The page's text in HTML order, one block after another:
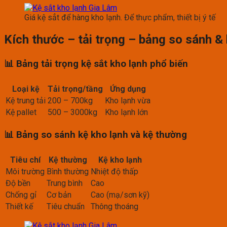
Giá kệ sẳt để hàng kho lạnh. Để thực phẩm, thiết bị ý tế
Kích thước – tải trọng – bảng so sánh &
📊 Bảng tải trọng kệ sắt kho lạnh phổ biến
Loại kệ Tải trọng/tầng
Ứng dụng
Kệ trung tải 200 – 700kg
Kho lạnh vừa
Kệ pallet
500 – 3000kg Kho lạnh lớn
📊 Bảng so sánh kệ kho lạnh và kệ thường
Tiêu chí Kệ thường
Kệ kho lạnh
Môi trường Bình thường Nhiệt độ thấp
Độ bền
Trung bình
Cao
Chống gỉ
Cơ bản
Cao (mạ/sơn kỹ)
Thiết kế
Tiêu chuẩn Thông thoáng